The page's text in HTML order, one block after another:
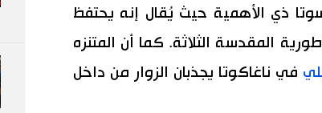
ذي الأهمية حيث يُقال إنه يحتفظ
المقدسة الثلاثة. كما أن المتنزه
في ناغاكوتا يجذبان الزوار من داخل